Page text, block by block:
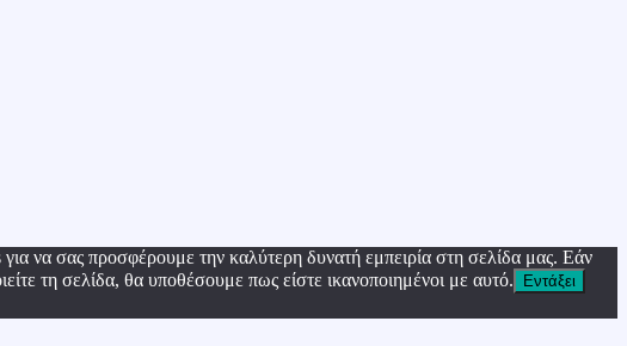
να σας προσφέρουμε την καλύτερη δυνατή εμπειρία στη σελίδα μας. Εάν
τη σελίδα, θα υποθέσουμε πως είστε ικανοποιημένοι με αυτό.
Εντάξει